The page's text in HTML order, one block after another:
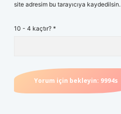
site adresim bu tarayıcıya kaydedilsin.
10 - 4 kaçtır? *